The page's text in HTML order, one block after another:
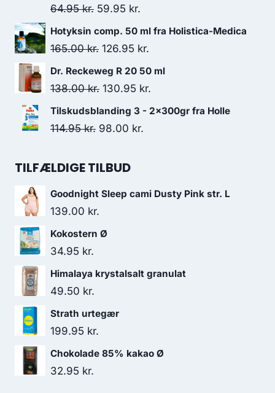
var:
69.95 kr..
62.95 kr..
64.95kr. Den
oprindelige
pris
64.95 kr..
59.95 kr.
aktuelle
pris
59.95 kr..
Hotyksin comp. 50 ml fra Holistica-Medica
165.00kr. Den
oprindelige
pris
165.00 kr..
126.95 kr.
aktuelle
Dr. Reckeweg R 20 50 ml
138.00kr. Den
oprindelige
pris
138.00 kr..
130.95 kr.
aktuelle
Tilskudsblanding 3 - 2x300gr fra Holle
114.95kr. Den
pris
114.95 kr..
98.00 kr.
98.00 kr..
TILFÆLDIGE TILBUD
Goodnight Sleep cami Dusty Pink str. L
139.00 kr.
Kokostern Ø
34.95 kr.
Himalaya krystalsalt granulat
49.50 kr.
Strath urtegær
199.95 kr.
Chokolade 85% kakao Ø
32.95 kr.